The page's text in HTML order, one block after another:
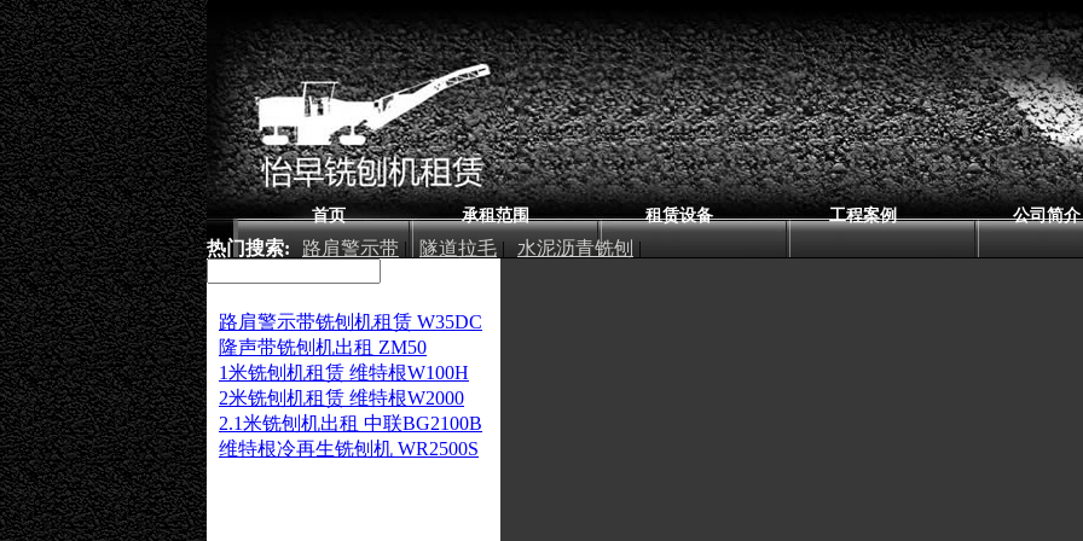
首页 承租范围 租赁设备 工程案例 公司简介
热门搜索: 路肩警示带 | 隧道拉毛 | 水泥沥青铣刨 |
厂房铣刨|
路肩警示带铣刨机租赁 W35DC
隆声带铣刨机出租 ZM50
1米铣刨机租赁 维特根W100H
2米铣刨机租赁 维特根W2000
2.1米铣刨机出租 中联BG2100B
维特根冷再生铣刨机 WR2500S